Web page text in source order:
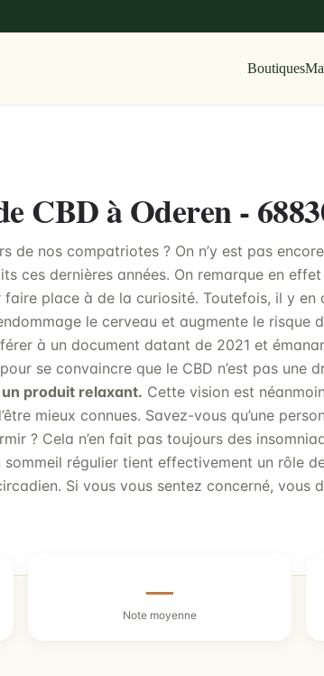
Boutiques
CBD à Oderen -
de nos compatriotes ? On n’y est pas
ces dernières années. On remarque en
place à de la curiosité. Toutefois, il y en
le cerveau et augmente le risque
à un document datant de 2021 et
se convaincre que le CBD n’est pas une
produit relaxant. Cette vision est
mieux connues. Savez-vous qu’une
? Cela n’en fait pas toujours des
sommeil régulier tient effectivement un rôle
Si vous vous sentez concerné, vous
—
Note moyenne